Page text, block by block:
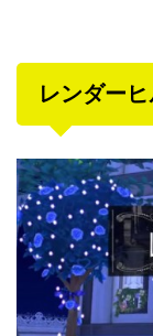
レンダー